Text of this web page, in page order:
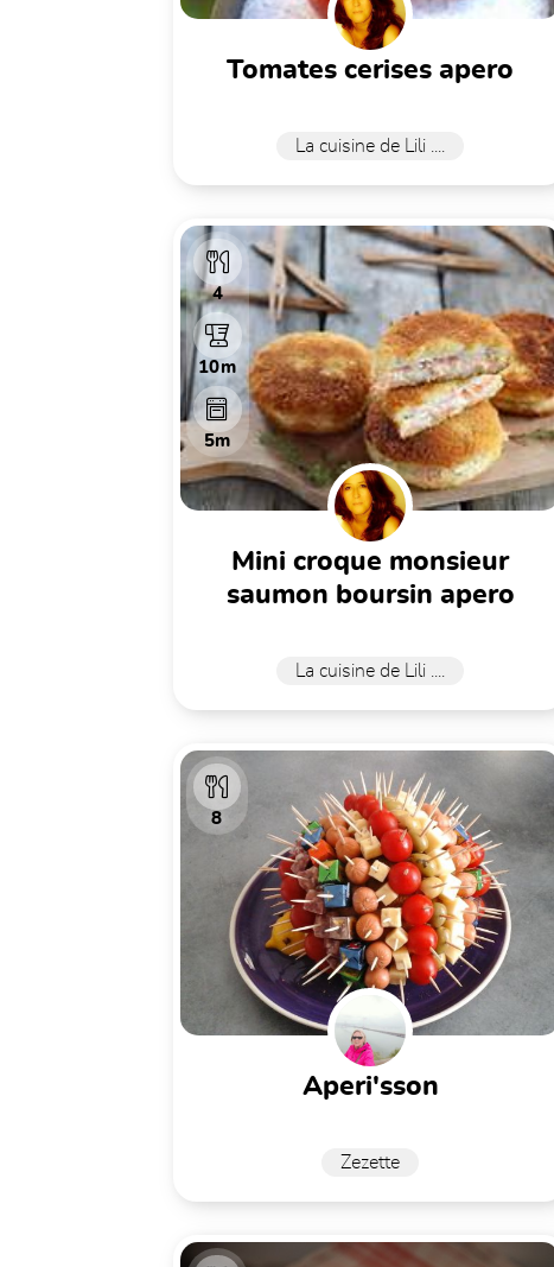
tomates cerises apero
La cuisine de Lili ....
4
10m
5m
mini croque monsieur
saumon boursin apero
La cuisine de Lili ....
8
aperi'sson
Zezette